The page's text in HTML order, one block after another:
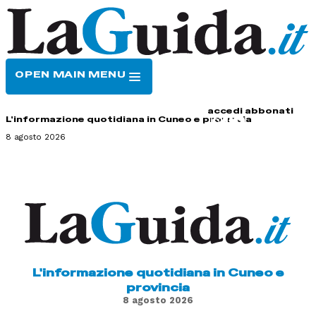
OPEN MAIN MENU
accedi abbonati
L'informazione quotidiana in Cuneo e provincia
8 agosto 2026
L'informazione quotidiana in Cuneo e
provincia
8 agosto 2026